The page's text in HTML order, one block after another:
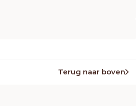
Terug naar boven